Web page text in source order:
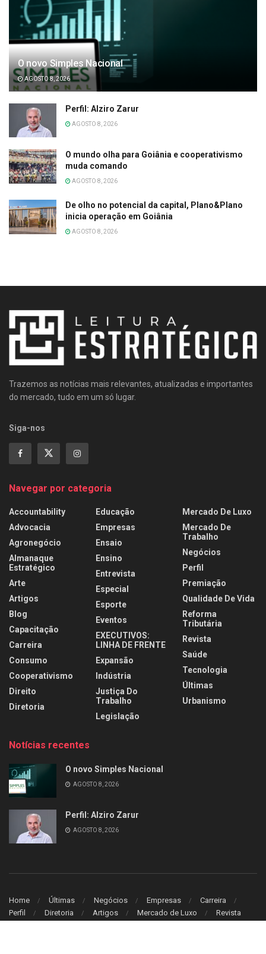
O novo Simples Nacional
AGOSTO 8, 2026
Perfil: Alziro Zarur
AGOSTO 8, 2026
O mundo olha para Goiânia e cooperativismo
muda comando
AGOSTO 8, 2026
De olho no potencial da capital, Plano&Plano
inicia operação em Goiânia
AGOSTO 8, 2026
Trazemos as notícias mais relevantes, atualizadas e importantes
do mercado, tudo em um só lugar.
Siga-nos
Navegar por categoria
Accountability
Advocacia
Agronegócio
Almanaque
Estratégico
Arte
Artigos
Blog
Capacitação
Carreira
Consumo
Cooperativismo
Direito
Diretoria
Educação
Empresas
Ensaio
Ensino
Entrevista
Especial
Esporte
Eventos
EXECUTIVOS:
LINHA DE FRENTE
Expansão
Indústria
Justiça Do
Trabalho
Legislação
Mercado De Luxo
Mercado De
Trabalho
Negócios
Perfil
Premiação
Qualidade De Vida
Reforma
Tributária
Revista
Saúde
Tecnologia
Últimas
Urbanismo
Notícias recentes
O novo Simples Nacional
AGOSTO 8, 2026
Perfil: Alziro Zarur
AGOSTO 8, 2026
Home Últimas Negócios Empresas
Carreira
Perfil
Diretoria Artigos Mercado de Luxo Revista